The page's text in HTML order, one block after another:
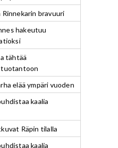
bravuuri
hakeutuu
tähtää
tuotantoon
elää ympäri vuoden
kaalia
Räpin tilalla
kaalia